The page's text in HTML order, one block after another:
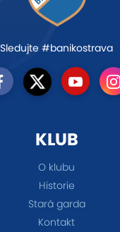
Sledujte #banikostrava
KLUB
O klubu
Historie
Stará garda
Kontakt